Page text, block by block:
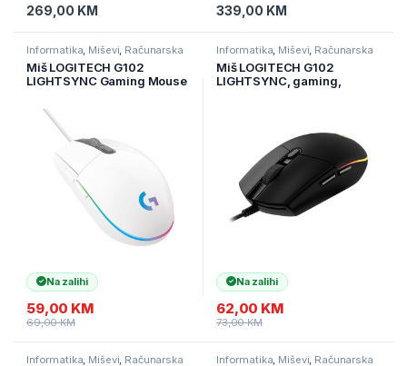
269,00 KM 339,00 KM
Informatika, Miševi, Računarska
periferija
Miš LOGITECH G102
LIGHTSYNC Gaming Mouse
Na zalihi
59,00 KM
69,00KM
Informatika, Miševi, Računarska
periferija
Miš LOGITECH G102
LIGHTSYNC, gaming,
Na zalihi
62,00 KM
73,00KM
Informatika, Miševi, Računarska Informatika, Miševi, Računarska